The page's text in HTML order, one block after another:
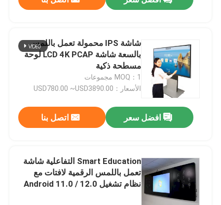
شاشة IPS محمولة تعمل باللمس
بالسعة شاشة LCD 4K PCAP لوحة
مسطحة ذكية
MOQ：1 مجموعات
الأسعار：USD780.00 ~USD3890.00
افضل سعر اتصل بنا
Smart Education التفاعلية شاشة
تعمل باللمس الرقمية لافتات مع
نظام تشغيل Android 11.0 / 12.0